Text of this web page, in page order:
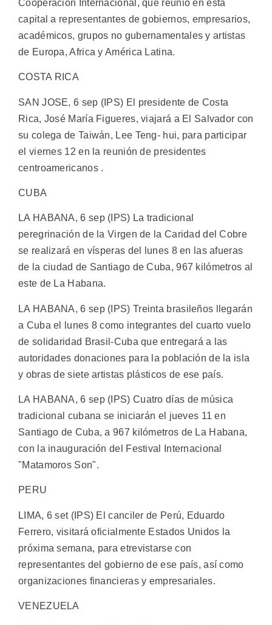
Cooperación Internacional, que reunió en esta
capital a representantes de gobiernos, empresarios,
académicos, grupos no gubernamentales y artistas
de Europa, Africa y América Latina.
COSTA RICA
SAN JOSE, 6 sep (IPS) El presidente de Costa
Rica, José María Figueres, viajará a El Salvador con
su colega de Taiwán, Lee Teng- hui, para participar
el viernes 12 en la reunión de presidentes
centroamericanos .
CUBA
LA HABANA, 6 sep (IPS) La tradicional
peregrinación de la Virgen de la Caridad del Cobre
se realizará en vísperas del lunes 8 en las afueras
de la ciudad de Santiago de Cuba, 967 kilómetros al
este de La Habana.
LA HABANA, 6 sep (IPS) Treinta brasileños llegarán
a Cuba el lunes 8 como integrantes del cuarto vuelo
de solidaridad Brasil-Cuba que entregará a las
autoridades donaciones para la población de la isla
y obras de siete artistas plásticos de ese país.
LA HABANA, 6 sep (IPS) Cuatro días de música
tradicional cubana se iniciarán el jueves 11 en
Santiago de Cuba, a 967 kilómetros de La Habana,
con la inauguración del Festival Internacional
"Matamoros Son".
PERU
LIMA, 6 set (IPS) El canciler de Perú, Eduardo
Ferrero, visitará oficialmente Estados Unidos la
próxima semana, para etrevistarse con
representantes del gobierno de ese país, así como
organizaciones financieras y empresariales.
VENEZUELA